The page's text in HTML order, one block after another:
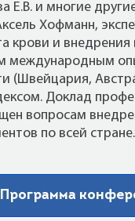
Е.В. и многие
Хофманн,
крови и
международным
(Швейцария,
Доклад
вопросам
по всей стране.
Программа